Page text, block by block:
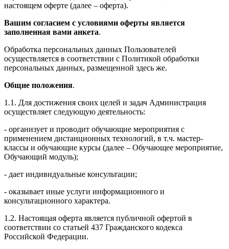
настоящем оферте (далее – оферта).
Вашим согласием с условиями оферты является
заполненная вами анкета.
Обработка персональных данных Пользователей
осуществляется в соответствии с Политикой обработки
персональных данных, размещенной здесь же.
Общие положения.
1.1. Для достижения своих целей и задач Администрация
осуществляет следующую деятельность:
- организует и проводит обучающие мероприятия с
применением дистанционных технологий, в т.ч. мастер-
классы и обучающие курсы (далее – Обучающее мероприятие,
Обучающий модуль);
- дает индивидуальные консультации;
- оказывает иные услуги информационного и
консультационного характера.
1.2. Настоящая оферта является публичной офертой в
соответствии со статьей 437 Гражданского кодекса
Российской Федерации.